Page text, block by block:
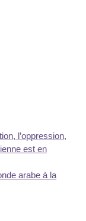
l’oppression,
est en
arabe à la